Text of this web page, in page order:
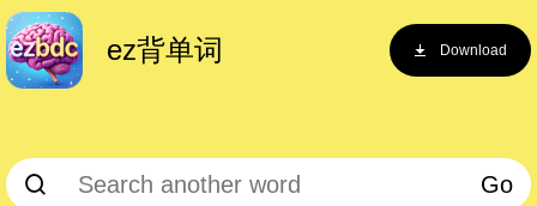
ez背单词 Download
Go